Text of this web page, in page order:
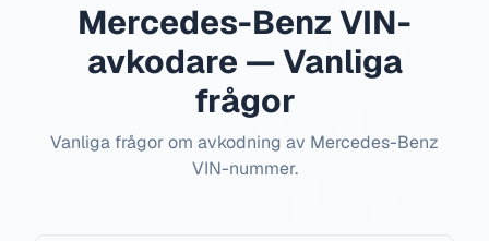
Mercedes-Benz VIN-
avkodare — Vanliga
frågor
Vanliga frågor om avkodning av Mercedes-Benz
VIN-nummer.